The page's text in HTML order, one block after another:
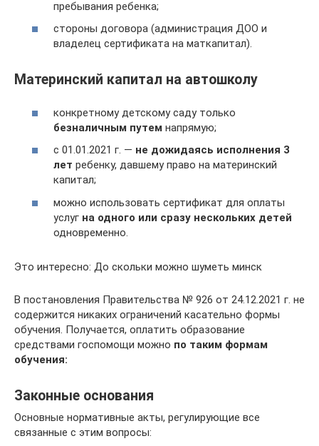
пребывания ребенка;
стороны договора (администрация ДОО и
владелец сертификата на маткапитал).
Материнский капитал на автошколу
конкретному детскому саду только
безналичным путем напрямую;
c 01.01.2021 г. — не дожидаясь исполнения 3
лет ребенку, давшему право на материнский
капитал;
можно использовать сертификат для оплаты
услуг на одного или сразу нескольких детей
одновременно.
Это интересно: До скольки можно шуметь минск
В постановления Правительства № 926 от 24.12.2021 г. не
содержится никаких ограничений касательно формы
обучения. Получается, оплатить образование
средствами госпомощи можно по таким формам
обучения:
Законные основания
Основные нормативные акты, регулирующие все
связанные с этим вопросы: